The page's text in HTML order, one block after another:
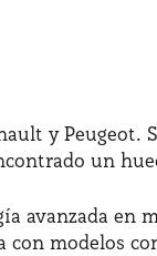
y Peugeot.
un
avanzada en
con modelos